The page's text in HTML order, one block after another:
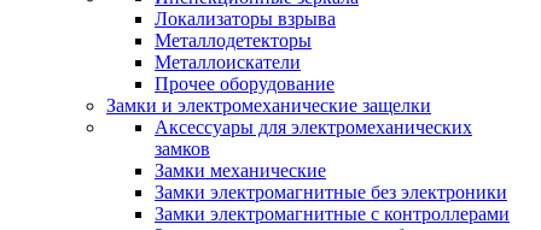
Локализаторы взрыва
Металлодетекторы
Металлоискатели
Прочее оборудование
Замки и электромеханические защелки
Аксессуары для электромеханических
замков
Замки механические
Замки электромагнитные без электроники
Замки электромагнитные с контроллерами